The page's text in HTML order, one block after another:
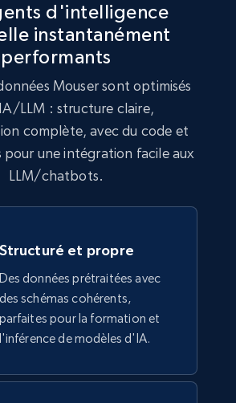
pn, Sku, Other pn,
ean pn, Product name, and
162+
Reviews, Initial price, Final
Stock, and more.
d'intelligence
instantanément
performants
Mouser sont optimisés
LLM : structure claire,
complète, avec du code et
pour une intégration facile aux
LLM/chatbots.
Structuré et propre
Des données prétraitées avec
des schémas cohérents,
parfaites pour la formation et
l'inférence de modèles d'IA.